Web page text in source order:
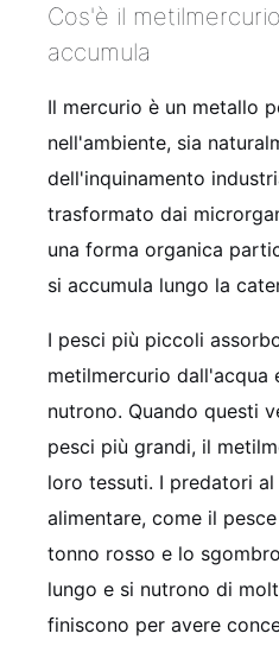
Cos'è il
accumula
Il mercurio è un metallo
nell'ambiente, sia
dell'inquinamento
trasformato dai
una forma organica
si accumula lungo la
I pesci più piccoli
metilmercurio dall'acqua
nutrono. Quando questi
pesci più grandi, il
loro tessuti. I predatori
alimentare, come il
tonno rosso e lo
lungo e si nutrono di
finiscono per avere